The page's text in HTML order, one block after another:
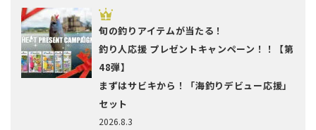
2026.8.3
旬の釣りアイテムが当たる！
釣り人応援 プレゼントキャンペーン！！【第
48弾】
まずはサビキから！「海釣りデビュー応援」
セット